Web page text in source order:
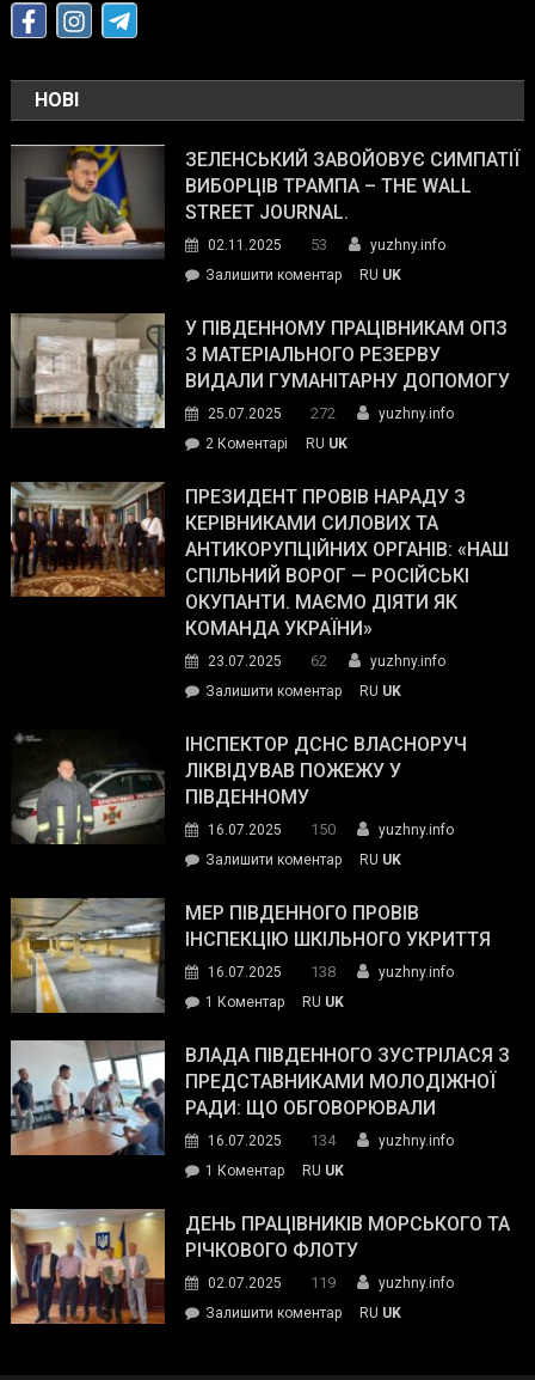
НОВІ
ЗЕЛЕНСЬКИЙ ЗАВОЙОВУЄ СИМПАТІЇ
ВИБОРЦІВ ТРАМПА – THE WALL
STREET JOURNAL.
02.11.2025 53
yuzhny.info
Залишити коментарon
завойовує
симпатії
виборців
The
Street
Journal.
RU UK
У ПІВДЕННОМУ ПРАЦІВНИКАМ ОПЗ
З МАТЕРІАЛЬНОГО РЕЗЕРВУ
ВИДАЛИ ГУМАНІТАРНУ ДОПОМОГУ
25.07.2025 272
yuzhny.info
2 Коментарі
Південному
працівникам
ОПЗ
з
матеріального
резерву
гуманітарну
допомогу
RU UK
ПРЕЗИДЕНТ ПРОВІВ НАРАДУ З
КЕРІВНИКАМИ СИЛОВИХ ТА
АНТИКОРУПЦІЙНИХ ОРГАНІВ: «НАШ
СПІЛЬНИЙ ВОРОГ — РОСІЙСЬКІ
ОКУПАНТИ. МАЄМО ДІЯТИ ЯК
КОМАНДА УКРАЇНИ»
23.07.2025 62
yuzhny.info
Залишити коментарon
провів
нараду
силових
та
органів:
«Наш
спільний
окупанти.
Маємо
діяти
команда
RU UK
ІНСПЕКТОР ДСНС ВЛАСНОРУЧ
ЛІКВІДУВАВ ПОЖЕЖУ У
ПІВДЕННОМУ
16.07.2025 150
yuzhny.info
Залишити коментарon
ДСНС
власноруч
пожежу
у
RU UK
МЕР ПІВДЕННОГО ПРОВІВ
ІНСПЕКЦІЮ ШКІЛЬНОГО УКРИТТЯ
16.07.2025 138
yuzhny.info
1 Коментардо
Південного
провів
інспекцію
укриття
RU UK
ВЛАДА ПІВДЕННОГО ЗУСТРІЛАСЯ З
ПРЕДСТАВНИКАМИ МОЛОДІЖНОЇ
РАДИ: ЩО ОБГОВОРЮВАЛИ
16.07.2025 134
yuzhny.info
1 Коментардо
Південного
зустрілася
представниками
молодіжної
RU UK
ДЕНЬ ПРАЦІВНИКІВ МОРСЬКОГО ТА
РІЧКОВОГО ФЛОТУ
02.07.2025 119
yuzhny.info
Залишити коментарon
RU UK